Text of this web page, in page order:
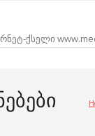
ქსელი